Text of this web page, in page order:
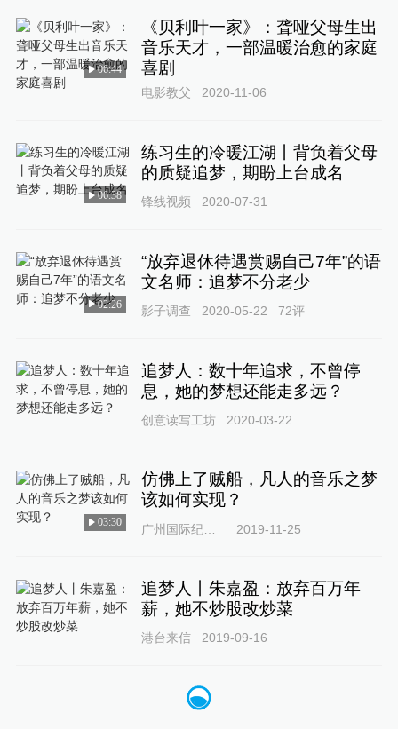
06:44
《贝利叶一家》：聋哑父母生出
音乐天才，一部温暖治愈的家庭
喜剧
电影教父 2020-11-06
06:38
练习生的冷暖江湖丨背负着父母
的质疑追梦，期盼上台成名
锋线视频 2020-07-31
02:26
“放弃退休待遇赏赐自己7年”的语
文名师：追梦不分老少
影子调查 2020-05-22 72评
追梦人：数十年追求，不曾停
息，她的梦想还能走多远？
创意读写工坊 2020-03-22
03:30
仿佛上了贼船，凡人的音乐之梦
该如何实现？
广州国际纪录片节 2019-11-25
追梦人丨朱嘉盈：放弃百万年
薪，她不炒股改炒菜
港台来信 2019-09-16